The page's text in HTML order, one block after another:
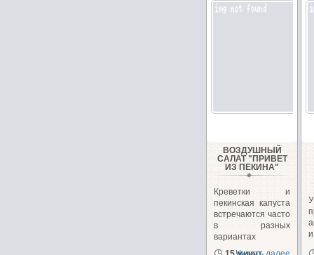
ВОЗДУШНЫЙ
САЛАТ "ПРИВЕТ
ИЗ ПЕКИНА"
Креветки и
пекинская капуста
встречаются часто
в разных
вариантах
рецептов